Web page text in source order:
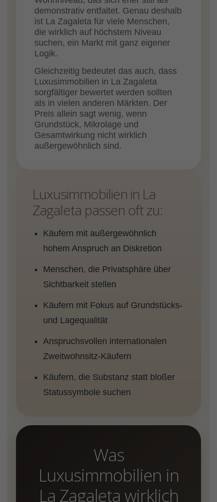
demonstrativ entfaltet. Genau deshalb
ist La Zagaleta für viele Menschen,
die wirklich auf höchstem Niveau
suchen, ein Markt mit ganz eigener
Logik.
Gleichzeitig bedeutet das auch, dass
Luxusimmobilien in La Zagaleta
sorgfältiger bewertet werden sollten
als in vielen anderen Märkten. Der
Preis allein sagt wenig, wenn
Grundstück, Mikrolage und
Gesamtwirkung nicht wirklich
außergewöhnlich sind.
Luxusimmobilien in La
Zagaleta passen oft zu:
Käufern mit außergewöhnlich
hohem Anspruch an Diskretion
Menschen, die Privatsphäre über
Sichtbarkeit stellen
Käufern mit Fokus auf Grundstücks-
und Lagequalität
Anspruchsvollen internationalen
Zweitwohnsitz-Käufern
Käufern, die Substanz statt bloßer
Statussymbole suchen
Was
Luxusimmobilien in
La Zagaleta wirklich